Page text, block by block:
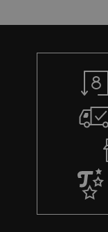
i
e
a
h
m
n